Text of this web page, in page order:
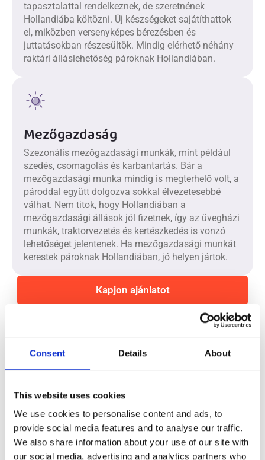
Consent Details About
This website uses cookies
We use cookies to personalise content and ads, to
provide social media features and to analyse our traffic.
We also share information about your use of our site with
our social media, advertising and analytics partners who
tapasztalattal rendelkeznek, de szeretnének
Hollandiába költözni. Új készségeket sajátíthattok
el, miközben versenyképes bérezésben és
juttatásokban részesültök. Mindig elérhető néhány
raktári álláslehetőség pároknak Hollandiában.
Mezőgazdaság
Szezonális mezőgazdasági munkák, mint például
szedés, csomagolás és karbantartás. Bár a
mezőgazdasági munka mindig is megterhelő volt, a
pároddal együtt dolgozva sokkal élvezetesebbé
válhat. Nem titok, hogy Hollandiában a
mezőgazdasági állások jól fizetnek, így az üvegházi
munkák, traktorvezetés és kertészkedés is vonzó
lehetőséget jelentenek. Ha mezőgazdasági munkát
kerestek pároknak Hollandiában, jó helyen jártok.
Kapjon ajánlatot
Találj munkát pároknak Hollandiában olyan cégeknél, mint